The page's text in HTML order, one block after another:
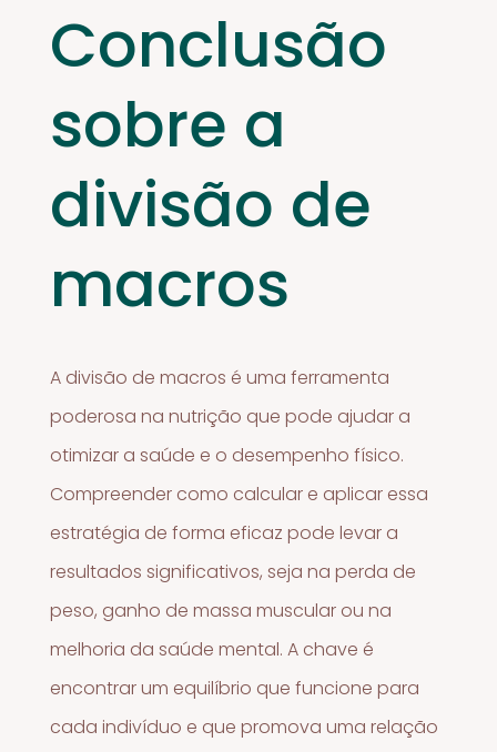
Conclusão
sobre a
divisão de
macros
A divisão de macros é uma ferramenta
poderosa na nutrição que pode ajudar a
otimizar a saúde e o desempenho físico.
Compreender como calcular e aplicar essa
estratégia de forma eficaz pode levar a
resultados significativos, seja na perda de
peso, ganho de massa muscular ou na
melhoria da saúde mental. A chave é
encontrar um equilíbrio que funcione para
cada indivíduo e que promova uma relação